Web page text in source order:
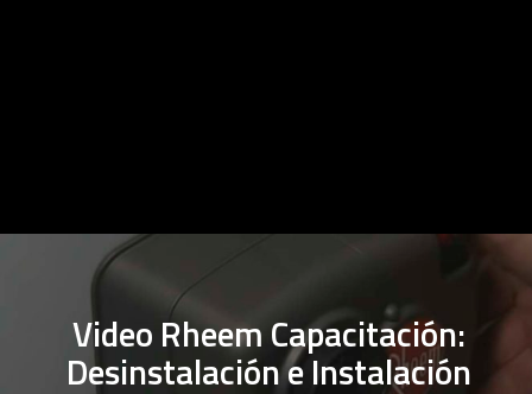
Video Rheem Capacitación:
Desinstalación e Instalación